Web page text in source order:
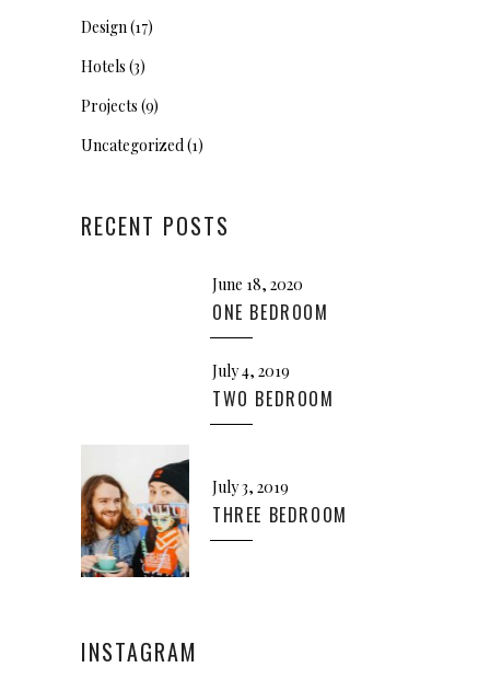
Design(17)
Hotels (3)
Projects (9)
Uncategorized(1)
RECENT POSTS
June 18, 2020
ONE BEDROOM
July 4, 2019
TWO BEDROOM
July 3, 2019
THREE BEDROOM
INSTAGRAM